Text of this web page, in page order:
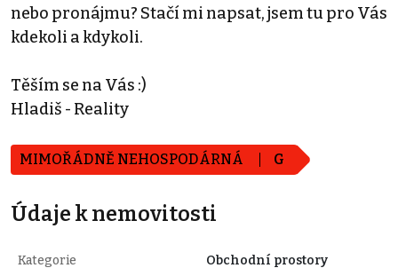
nebo pronájmu? Stačí mi napsat, jsem tu pro Vás
kdekoli a kdykoli.
Těším se na Vás :)
Hladiš - Reality
MIMOŘÁDNĚ NEHOSPODÁRNÁ G
Údaje k nemovitosti
Kategorie Obchodní prostory